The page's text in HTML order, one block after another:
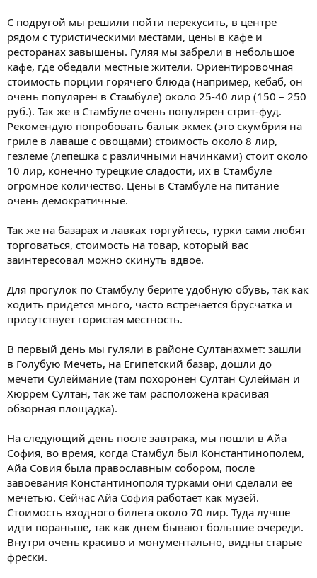
С подругой мы решили пойти перекусить, в центре
рядом с туристическими местами, цены в кафе и
ресторанах завышены. Гуляя мы забрели в небольшое
кафе, где обедали местные жители. Ориентировочная
стоимость порции горячего блюда (например, кебаб, он
очень популярен в Стамбуле) около 25-40 лир (150 – 250
руб.). Так же в Стамбуле очень популярен стрит-фуд.
Рекомендую попробовать балык экмек (это скумбрия на
гриле в лаваше с овощами) стоимость около 8 лир,
гезлеме (лепешка с различными начинками) стоит около
10 лир, конечно турецкие сладости, их в Стамбуле
огромное количество. Цены в Стамбуле на питание
очень демократичные.
Так же на базарах и лавках торгуйтесь, турки сами любят
торговаться, стоимость на товар, который вас
заинтересовал можно скинуть вдвое.
Для прогулок по Стамбулу берите удобную обувь, так как
ходить придется много, часто встречается брусчатка и
присутствует гористая местность.
В первый день мы гуляли в районе Султанахмет: зашли
в Голубую Мечеть, на Египетский базар, дошли до
мечети Сулеймание (там похоронен Султан Сулейман и
Хюррем Султан, так же там расположена красивая
обзорная площадка).
На следующий день после завтрака, мы пошли в Айа
София, во время, когда Стамбул был Константинополем,
Айа Совия была православным собором, после
завоевания Константинополя турками они сделали ее
мечетью. Сейчас Айа София работает как музей.
Стоимость входного билета около 70 лир. Туда лучше
идти пораньше, так как днем бывают большие очереди.
Внутри очень красиво и монументально, видны старые
фрески.